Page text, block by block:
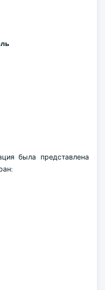
была представлена